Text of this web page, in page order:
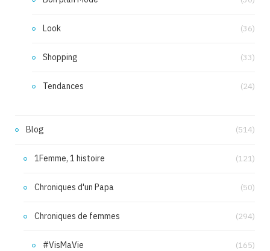
Look (36)
Shopping (33)
Tendances (24)
Blog (514)
1Femme, 1 histoire (121)
Chroniques d'un Papa (50)
Chroniques de femmes (294)
#VisMaVie (165)